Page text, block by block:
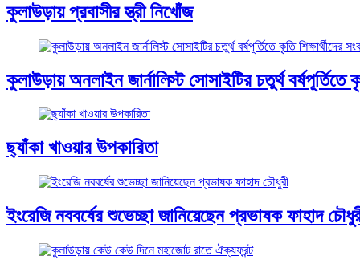
কুলাউড়ায় প্রবাসীর স্ত্রী নিখোঁজ
কুলাউড়ায় অনলাইন জার্নালিস্ট সোসাইটির চতুর্থ বর্ষপূর্তিতে
ছ্যাঁকা খাওয়ার উপকারিতা
ইংরেজি নববর্ষের শুভেচ্ছা জানিয়েছেন প্রভাষক ফাহাদ